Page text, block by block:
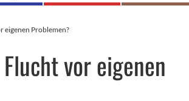
eigenen Problemen?
vor eigenen